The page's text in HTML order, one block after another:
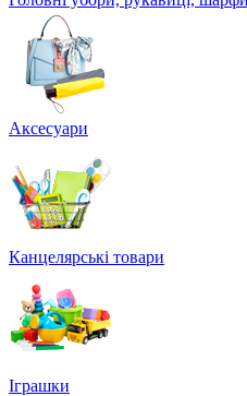
Аксесуари
Канцелярські товари
Іграшки